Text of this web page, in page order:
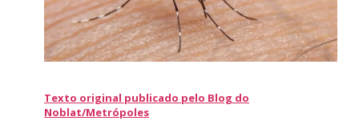
Texto original publicado pelo Blog do
Noblat/Metrópoles